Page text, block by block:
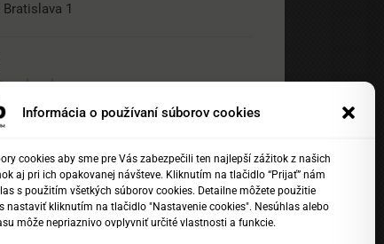
Informácia o používaní súborov cookies
cookies aby sme pre Vás zabezpečili ten najlepší zážitok z našich
aj pri ich opakovanej návšteve. Kliknutím na tlačidlo “Prijať” nám
s použitím všetkých súborov cookies. Detailne môžete použitie
nastaviť kliknutím na tlačidlo "Nastavenie cookies". Nesúhlas alebo
môže nepriaznivo ovplyvniť určité vlastnosti a funkcie.
Bratislava 1
204 71 217
204 71 222
817 141